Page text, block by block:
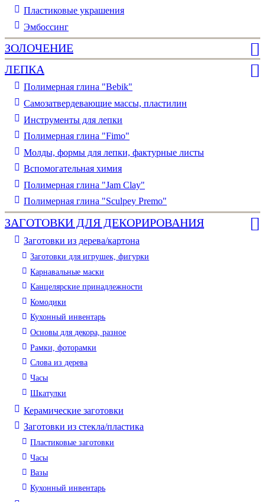
Пластиковые украшения
Эмбоссинг
ЗОЛОЧЕНИЕ
ЛЕПКА
Полимерная глина "Bebik"
Самозатвердевающие массы, пластилин
Инструменты для лепки
Полимерная глина "Fimo"
Молды, формы для лепки, фактурные листы
Вспомогательная химия
Полимерная глина "Jam Clay"
Полимерная глина "Sculpey Premo"
ЗАГОТОВКИ ДЛЯ ДЕКОРИРОВАНИЯ
Заготовки из дерева/картона
Заготовки для игрушек, фигурки
Карнавальные маски
Канцелярские принадлежности
Комодики
Кухонный инвентарь
Основы для декора, разное
Рамки, фоторамки
Слова из дерева
Часы
Шкатулки
Керамические заготовки
Заготовки из стекла/пластика
Пластиковые заготовки
Часы
Вазы
Кухонный инвентарь